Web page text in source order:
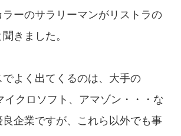
ラーのサラリーマンがリストラの
きました。
よく出てくるのは、大手の
イクロソフト、アマゾン・・・な
良企業ですが、これら以外でも事